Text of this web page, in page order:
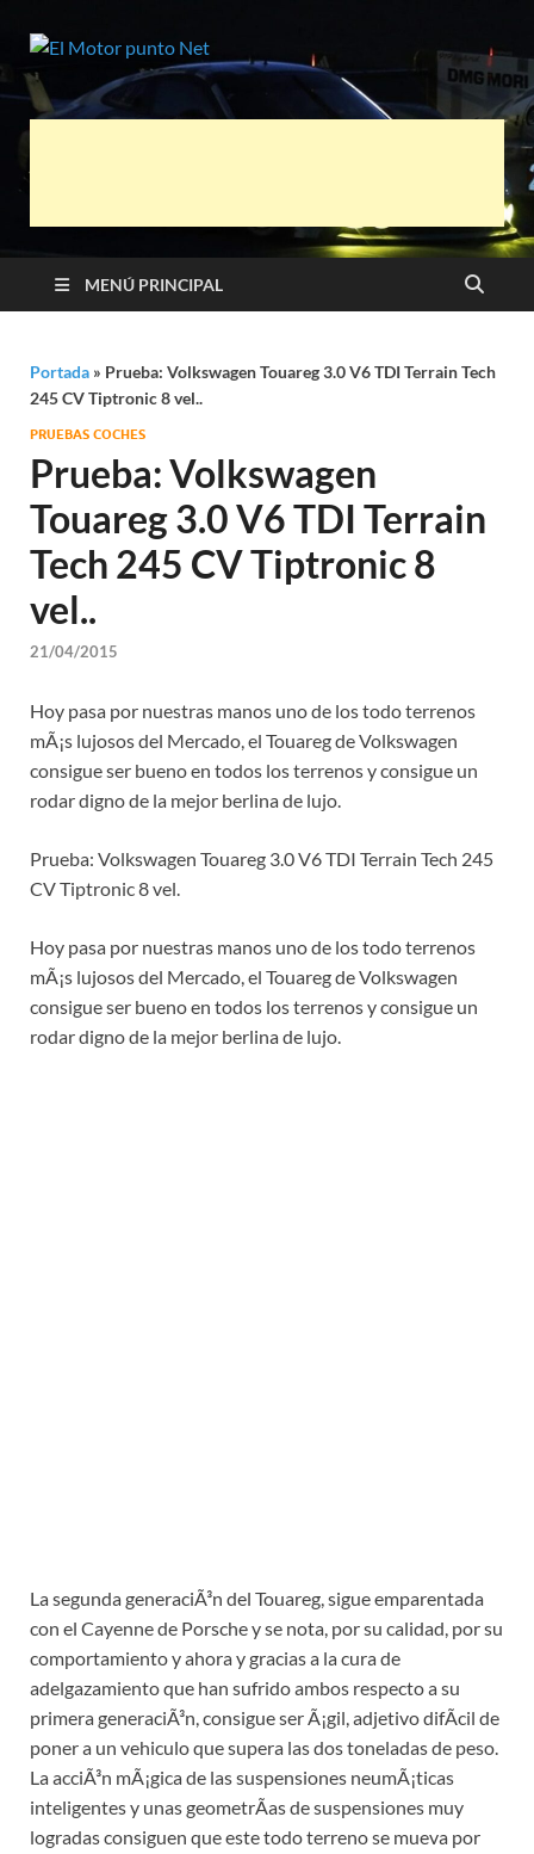
El Motor
punto Net
Información sobre novedades y pruebas
de Automóviles
MENÚ PRINCIPAL
Portada » Prueba: Volkswagen Touareg 3.0 V6 TDI Terrain Tech
245 CV Tiptronic 8 vel..
PRUEBAS COCHES
Prueba: Volkswagen
Touareg 3.0 V6 TDI Terrain
Tech 245 CV Tiptronic 8
vel..
21/04/2015
Hoy pasa por nuestras manos uno de los todo terrenos
mÃ¡s lujosos del Mercado, el Touareg de Volkswagen
consigue ser bueno en todos los terrenos y consigue un
rodar digno de la mejor berlina de lujo.
Prueba: Volkswagen Touareg 3.0 V6 TDI Terrain Tech 245
CV Tiptronic 8 vel.
Hoy pasa por nuestras manos uno de los todo terrenos
mÃ¡s lujosos del Mercado, el Touareg de Volkswagen
consigue ser bueno en todos los terrenos y consigue un
rodar digno de la mejor berlina de lujo.
La segunda generaciÃ³n del Touareg, sigue emparentada
con el Cayenne de Porsche y se nota, por su calidad, por su
comportamiento y ahora y gracias a la cura de
adelgazamiento que han sufrido ambos respecto a su
primera generaciÃ³n, consigue ser Ã¡gil, adjetivo difÃ­cil de
poner a un vehiculo que supera las dos toneladas de peso.
La acciÃ³n mÃ¡gica de las suspensiones neumÃ¡ticas
inteligentes y unas geometrÃ­as de suspensiones muy
logradas consiguen que este todo terreno se mueva por